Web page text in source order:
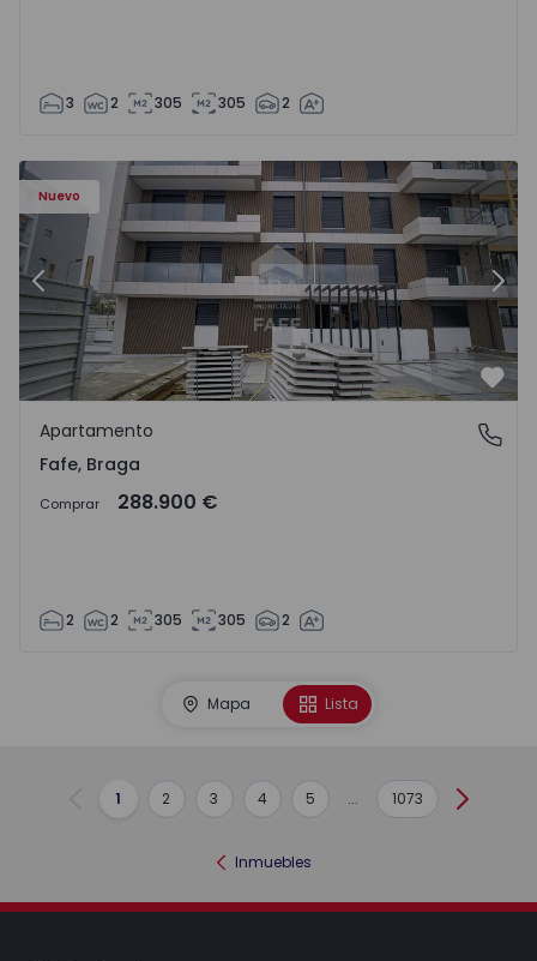
3 2 305 305 2
Nuevo
Anterior
Fafe, Braga
Apartamento
Fafe, Braga
Comprar 288.900 €
2 2 305 305 2
Mapa Lista
Anterior
1 2 3 4 5 ... 1073
Inmuebles